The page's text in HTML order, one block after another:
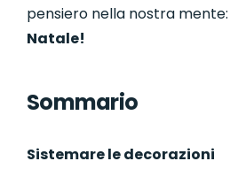
pensiero nella nostra mente:
Natale!
Sommario
Sistemare le decorazioni